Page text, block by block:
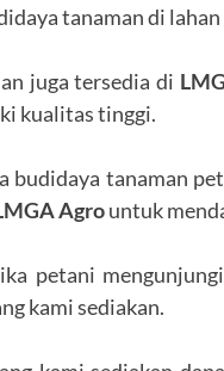
tanaman di
juga tersedia di
kualitas tinggi.
budidaya tanaman
Agrountuk
petani mengunjungi
kami sediakan.